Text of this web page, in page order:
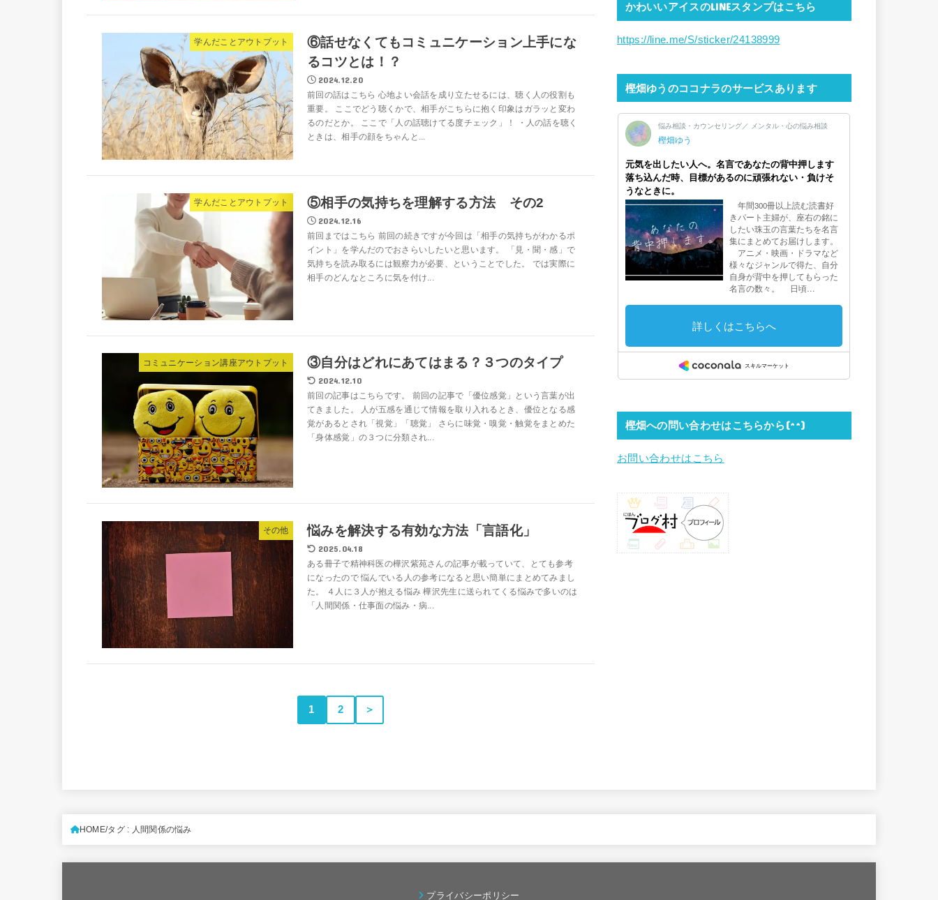
学んだことアウトプット
⑥話せなくてもコミュニケーション上手にな
るコツとは！？
2024.12.20
前回の話はこちら 心地よい会話を成り立たせるには、聴く人の役割も
重要。 ここでどう聴くかで、相手がこちらに抱く印象はガラッと変わ
るのだとか。 ここで「人の話聴けてる度チェック」！ ・人の話を聴く
ときは、相手の顔をちゃんと...
学んだことアウトプット ⑤相手の気持ちを理解する方法 その2
2024.12.16
前回まではこちら 前回の続きですが今回は「相手の気持ちがわかるポ
イント」を学んだのでおさらいしたいと思います。 「見・聞・感」で
気持ちを読み取るには観察力が必要、ということでした。 では実際に
相手のどんなところに気を付け...
コミュニケーション講座アウトプット ③自分はどれにあてはまる？３つのタイプ
2024.12.10
前回の記事はこちらです。 前回の記事で「優位感覚」という言葉が出
てきました。 人が五感を通じて情報を取り入れるとき、優位となる感
覚があるとされ「視覚」「聴覚」 さらに味覚・嗅覚・触覚をまとめた
「身体感覚」の３つに分類され...
その他 悩みを解決する有効な方法「言語化」
2025.04.18
ある冊子で精神科医の樺沢紫苑さんの記事が載っていて、とても参考
になったので 悩んでいる人の参考になると思い簡単にまとめてみまし
た。 ４人に３人が抱える悩み 樺沢先生に送られてくる悩みで多いのは
「人間関係・仕事面の悩み・病...
1 2 ＞
かわいいアイスのLINEスタンプはこちら
https://line.me/S/sticker/24138999
樫畑ゆうのココナラのサービスあります
樫畑への問い合わせはこちらから(^^)
お問い合わせはこちら
HOME タグ : 人間関係の悩み
プライバシーポリシー